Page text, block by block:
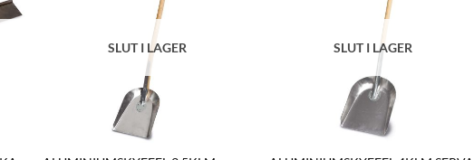
SLUT I LAGER SLUT I LAGER